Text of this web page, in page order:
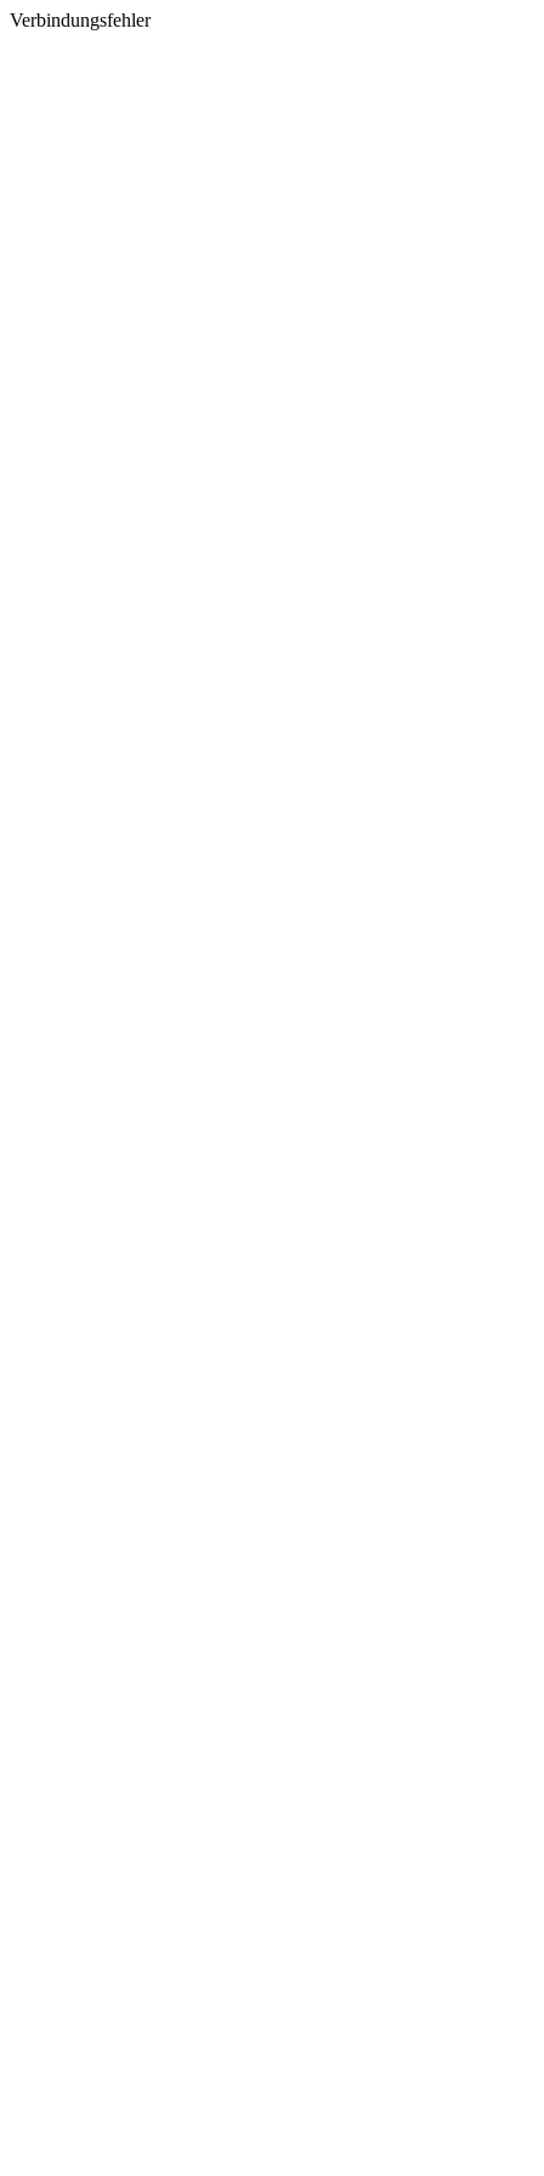
Verbindungsfehler